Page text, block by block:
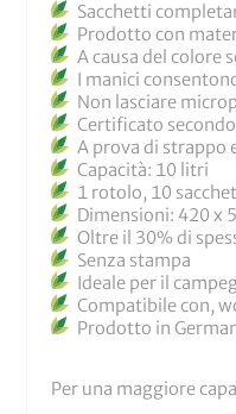
Sacchetti
Prodotto con
A causa del colore
I manici
Non lasciare
Certificato
A prova di strappo
Capacità: 10 litri
1 rotolo, 10
Dimensioni: 420 x
Oltre il 30% di
Senza stampa
Ideale per il
Compatibile con,
Prodotto in
Per una maggiore